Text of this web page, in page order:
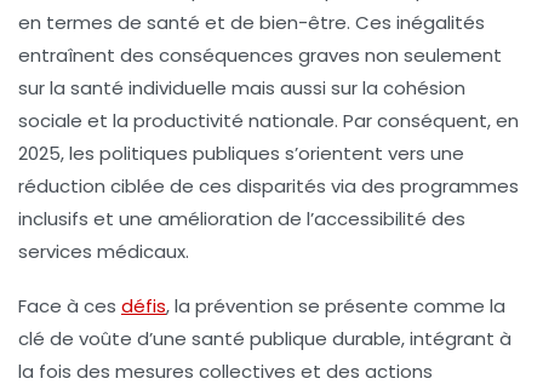
en termes de santé et de bien-être. Ces inégalités
entraînent des conséquences graves non seulement
sur la santé individuelle mais aussi sur la cohésion
sociale et la productivité nationale. Par conséquent, en
2025, les politiques publiques s’orientent vers une
réduction ciblée de ces disparités via des programmes
inclusifs et une amélioration de l’accessibilité des
services médicaux.
Face à ces défis, la prévention se présente comme la
clé de voûte d’une santé publique durable, intégrant à
la fois des mesures collectives et des actions